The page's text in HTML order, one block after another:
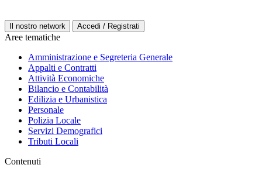
Il nostro network Accedi / Registrati
Aree tematiche
Amministrazione e Segreteria Generale
Appalti e Contratti
Attività Economiche
Bilancio e Contabilità
Edilizia e Urbanistica
Personale
Polizia Locale
Servizi Demografici
Tributi Locali
Contenuti